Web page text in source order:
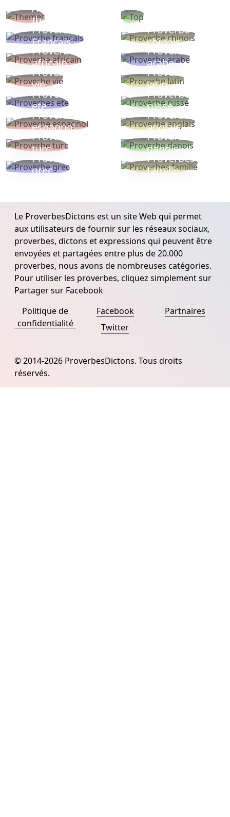
Autres
thèmes
Proverbe
Français
Proverbe
chinois
Proverbe
africain
Proverbe
arabe
Proverbe
vie
Proverbe
latin
Proverbes
ete
Proverbe
russe
Proverbe
espagnol
Proverbe
anglais
Proverbe
turc
Proverbe
danois
Proverbe
grec
Proverbes
famille
Le ProverbesDictons est un site Web qui permet
aux utilisateurs de fournir sur les réseaux sociaux,
proverbes, dictons et expressions qui peuvent être
envoyées et partagées entre plus de 20.000
proverbes, nous avons de nombreuses catégories.
Pour utiliser les proverbes, cliquez simplement sur
Partager sur Facebook
Politique de
confidentialité
Facebook
Twitter
Partnaires
© 2014-2026 ProverbesDictons. Tous droits
réservés.